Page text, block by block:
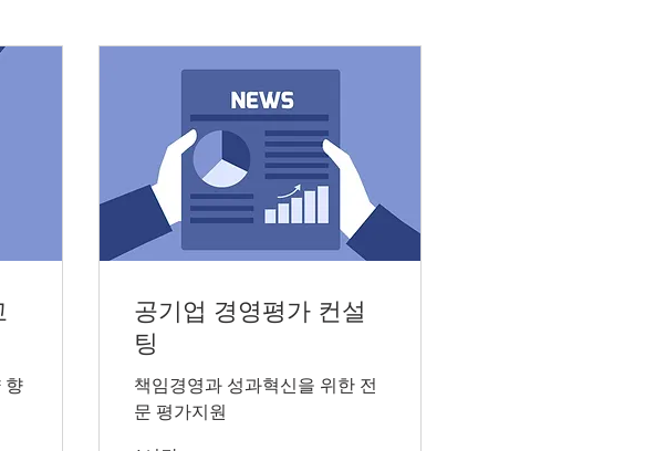
향
공기업 경영평가 컨설
팅
책임경영과 성과혁신을 위한 전
문 평가지원